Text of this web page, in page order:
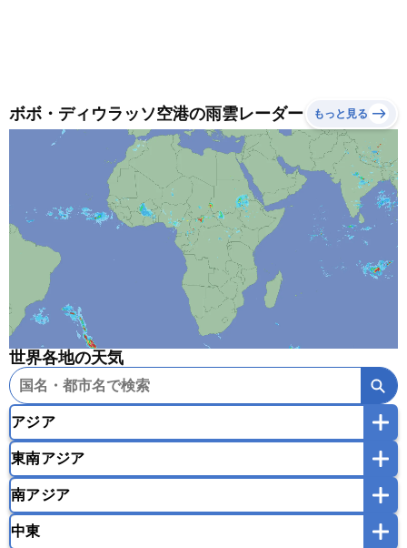
ボボ・ディウラッソ空港の雨雲レーダー もっと見る
世界各地の天気
アジア
韓国
モンゴル
東南アジア
インドネシア
南アジア
中東